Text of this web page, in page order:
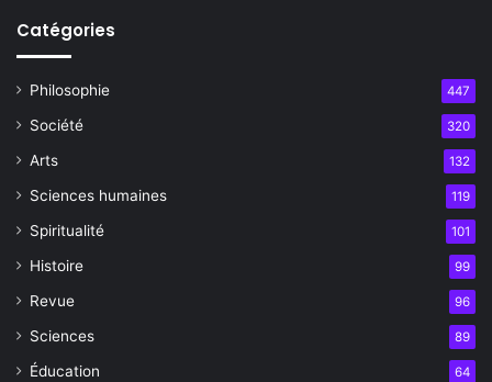
Catégories
Philosophie 447
Société 320
Arts 132
Sciences humaines 119
Spiritualité 101
Histoire 99
Revue 96
Sciences 89
Éducation 64